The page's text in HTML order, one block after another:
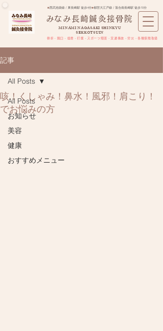
​みなみ長崎鍼灸接骨院
MINAMI NAGASAKI SHINKYU
SEKKOTSUIN
■西武池袋線 / 東長崎駅 徒歩4分■都営大江戸線 / 落合南長崎駅 徒歩10分
骨折・脱臼・捻挫・打撲・スポーツ障害​・交通事故・労災・各種保険取扱
記事
All Posts
お知らせ
美容
健康
おすすめメニュー
All Posts
咳！くしゃみ！鼻水！風邪！肩こり！
でお悩みの方